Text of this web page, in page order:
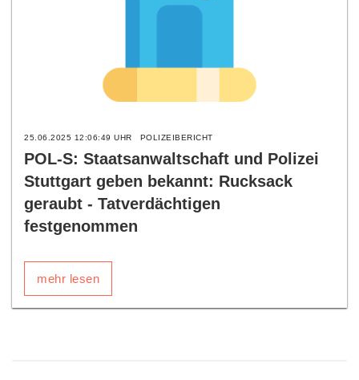
25.06.2025 12:06:49 UHR POLIZEIBERICHT
POL-S: Staatsanwaltschaft und Polizei
Stuttgart geben bekannt: Rucksack
geraubt - Tatverdächtigen
festgenommen
mehr lesen